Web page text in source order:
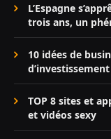
L’Espagne
trois ans, un
10 idées de
d’investissement
TOP 8 sites et
et vidéos sexy